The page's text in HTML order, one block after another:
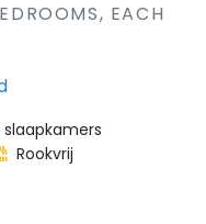
EACH
slaapkamers
Rookvrij